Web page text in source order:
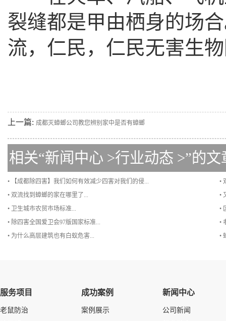
裂缝都是甲由栖身的场
流，仁民，仁民无害生
上一篇: 成都灭蟑螂公司教您辨别家中是否有蟑螂
相关“新闻中心 >行业动态 >”的文
• 【成都除四害】我们如何有效减少四害对我们的侵...
•
• 双流找到蟑螂的家在哪里了...
•
• 卫生城市农贸市场标准...
•
• 除四害全国爱卫会97版国家标准...
•
• 为什么高层建筑也有白蚁危害...
•
服务项目
老鼠防治
成功案例
案例展示
新闻中心
公司新闻